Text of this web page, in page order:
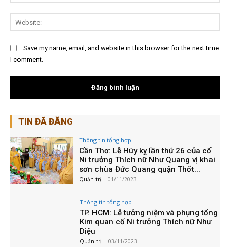
Save my name, email, and website in this browser for the next time
I comment.
TIN ĐÃ ĐĂNG
Thông tin tổng hợp
Cần Thơ: Lễ Húy kỵ lần thứ 26 của cố
Ni trưởng Thích nữ Như Quang vị khai
sơn chùa Đức Quang quận Thốt...
Quản trị - 01/11/2023
Thông tin tổng hợp
TP. HCM: Lễ tưởng niệm và phụng tống
Kim quan cố Ni trưởng Thích nữ Như
Diệu
Quản trị - 03/11/2023